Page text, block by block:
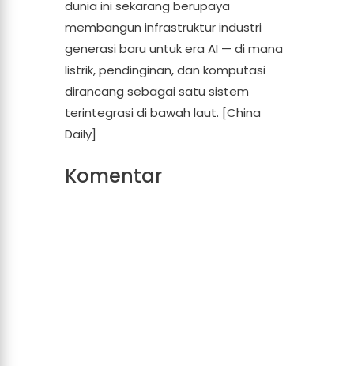
dunia ini sekarang berupaya
membangun infrastruktur industri
generasi baru untuk era AI — di mana
listrik, pendinginan, dan komputasi
dirancang sebagai satu sistem
terintegrasi di bawah laut. [China
Daily]
Komentar